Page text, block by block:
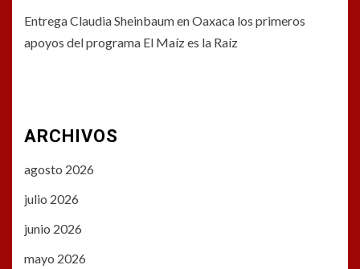
Entrega Claudia Sheinbaum en Oaxaca los primeros
apoyos del programa El Maíz es la Raíz
ARCHIVOS
agosto 2026
julio 2026
junio 2026
mayo 2026